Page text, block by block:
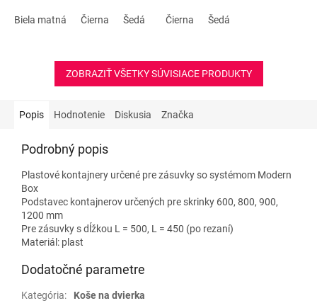
5
Biela matná Čierna Šedá
5
Čierna Šedá
ZOBRAZIŤ VŠETKY SÚVISIACE PRODUKTY
Popis Hodnotenie Diskusia Značka
Podrobný popis
Plastové kontajnery určené pre zásuvky so systémom Modern
Box
Podstavec kontajnerov určených pre skrinky 600, 800, 900,
1200 mm
Pre zásuvky s dĺžkou L = 500, L = 450 (po rezaní)
Materiál: plast
Dodatočné parametre
Kategória:
Koše na dvierka